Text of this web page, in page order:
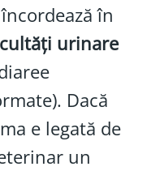
în
urinare
Dacă
e legată de
un